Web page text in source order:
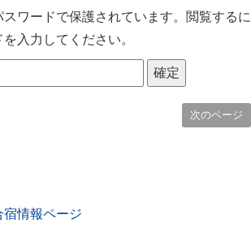
ワードで保護されています。閲覧するに
入力してください。
次のページ
情報ページ